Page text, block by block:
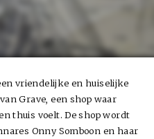
vriendelijke en huiselijke
Grave, een shop waar
thuis voelt. De shop wordt
Onny Somboon en haar